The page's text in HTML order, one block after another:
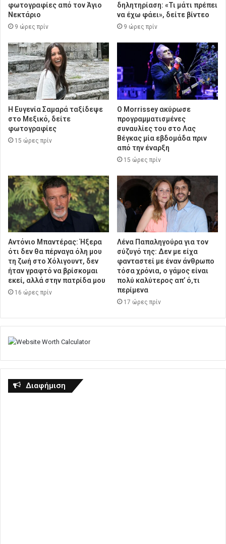
φωτογραφίες από τον Άγιο
Νεκτάριο
9 ώρες πρίν
δηλητηρίαση: «Τι μάτι πρέπει
να έχω φάει», δείτε βίντεο
9 ώρες πρίν
Η Ευγενία Σαμαρά ταξίδεψε
στο Μεξικό, δείτε
φωτογραφίες
15 ώρες πρίν
Ο Morrissey ακύρωσε
προγραμματισμένες
συναυλίες του στο Λας
Βέγκας μία εβδομάδα πριν
από την έναρξη
15 ώρες πρίν
Αντόνιο Μπαντέρας: Ήξερα
ότι δεν θα πέρναγα όλη μου
τη ζωή στο Χόλιγουντ, δεν
ήταν γραφτό να βρίσκομαι
εκεί, αλλά στην πατρίδα μου
16 ώρες πρίν
Λένα Παπαληγούρα για τον
σύζυγό της: Δεν με είχα
φανταστεί με έναν άνθρωπο
τόσα χρόνια, ο γάμος είναι
πολύ καλύτερος απ’ ό,τι
περίμενα
17 ώρες πρίν
Διαφήμιση